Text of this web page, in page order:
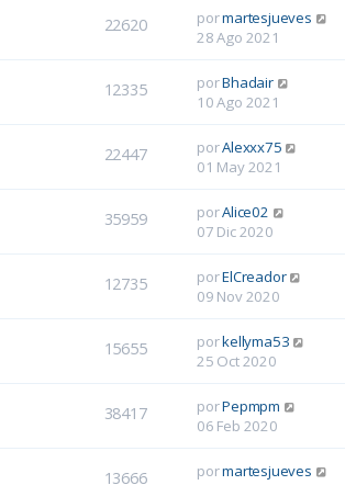
22620 pormartesjueves
28 Ago 2021
12335 porBhadair
10 Ago 2021
22447 porAlexxx75
01 May 2021
35959 porAlice02
07 Dic 2020
12735 porElCreador
09 Nov 2020
15655 porkellyma53
25 Oct 2020
38417 porPepmpm
06 Feb 2020
13666 pormartesjueves